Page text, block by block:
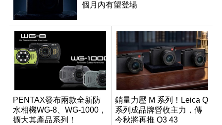
個月內有望登場
PENTAX發布兩款全新防
水相機WG-8、WG-1000，
擴大其產品系列！
銷量力壓 M 系列！Leica Q
系列成品牌營收主力，傳
今秋將再推 Q3 43